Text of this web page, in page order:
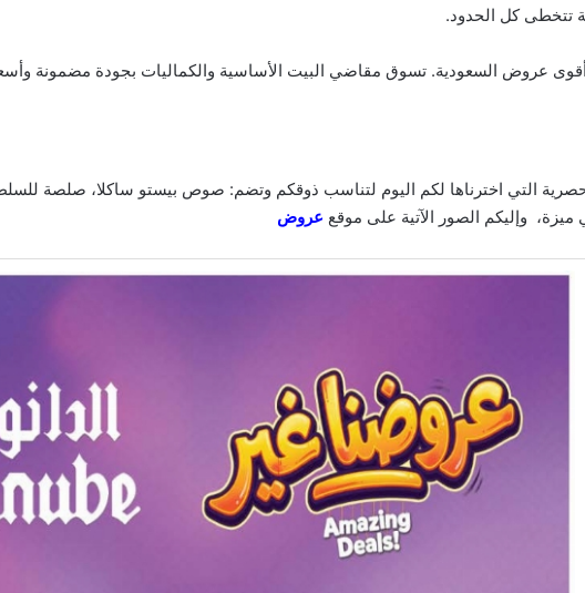
تتخطى كل الحدود.
عروض السعودية. تسوق مقاضي البيت الأساسية والكماليات بجودة مضمونة
التي اخترناها لكم اليوم لتناسب ذوقكم وتضم: صوص بيستو ساكلا، صلصة
وإليكم الصور الآتية على موقع عروض